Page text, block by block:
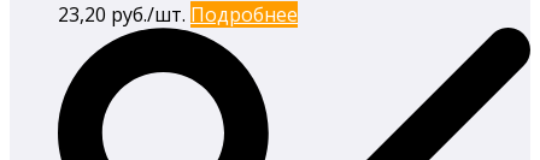
23,20 руб./шт. Подробнее